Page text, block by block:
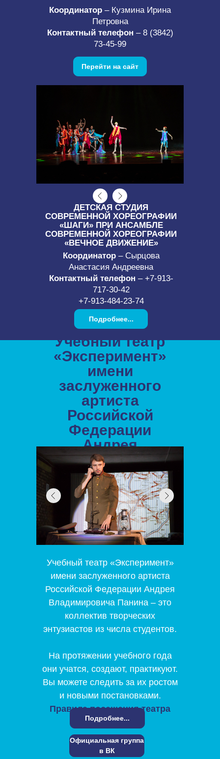
Перейти на сайт
Подробнее...
ДЕТСКАЯ СТУДИЯ
СОВРЕМЕННОЙ ХОРЕОГРАФИИ
«ШАГИ» ПРИ АНСАМБЛЕ
СОВРЕМЕННОЙ ХОРЕОГРАФИИ
«ВЕЧНОЕ ДВИЖЕНИЕ»
Координатор – Кузмина Ирина
Петровна
Контактный телефон – 8 (3842)
73-45-99
Координатор – Сырцова
Анастасия Андреевна
Контактный телефон – +7-913-
717-30-42
+7-913-484-23-74
Официальная группа
в ВК
Учебный театр
«Эксперимент»
имени
заслуженного
артиста
Российской
Федерации
Андрея
Владимировича
Панина
Учебный театр «Эксперимент»
имени заслуженного артиста
Российской Федерации Андрея
Владимировича Панина – это
коллектив творческих
энтузиастов из числа студентов.
На протяжении учебного года
они учатся, создают, практикуют.
Вы можете следить за их ростом
и новыми постановками.
Правила посещения театра
Подробнее...